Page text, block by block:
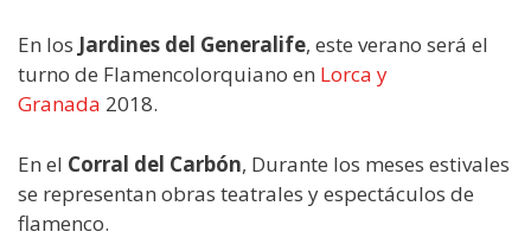
En los Jardines del Generalife, este verano será el
turno de Flamencolorquiano en Lorca y
Granada 2018.
En el Corral del Carbón, Durante los meses estivales
se representan obras teatrales y espectáculos de
flamenco.